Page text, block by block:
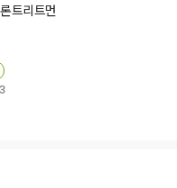
트리트먼